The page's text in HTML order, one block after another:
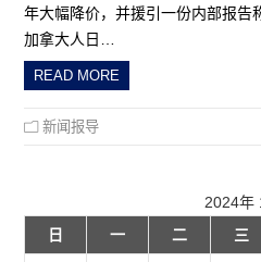
年大幅降价，并援引一份内部报告
加拿大人日…
READ MORE
新闻报导
2024年
日
一 二 三